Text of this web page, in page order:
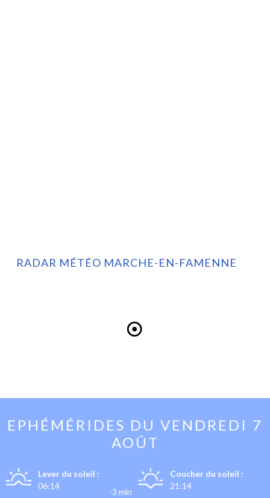
RADAR MÉTÉO MARCHE-EN-FAMENNE
EPHÉMÉRIDES DU VENDREDI 7
AOÛT
Lever du soleil :
06:14
-3 min
Coucher du soleil :
21:14